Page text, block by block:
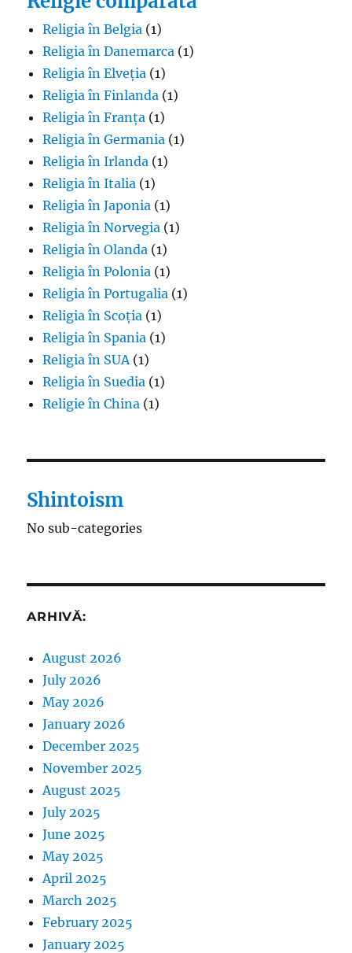
Religia în Belgia (1)
Religia în Danemarca (1)
Religia în Elveția (1)
Religia în Finlanda (1)
Religia în Franța (1)
Religia în Germania (1)
Religia în Irlanda (1)
Religia în Italia (1)
Religia în Japonia (1)
Religia în Norvegia (1)
Religia în Olanda (1)
Religia în Polonia (1)
Religia în Portugalia (1)
Religia în Scoția (1)
Religia în Spania (1)
Religia în SUA (1)
Religia în Suedia (1)
Religie în China (1)
Shintoism
No sub-categories
ARHIVĂ:
August 2026
July 2026
May 2026
January 2026
December 2025
November 2025
August 2025
July 2025
June 2025
May 2025
April 2025
March 2025
February 2025
January 2025